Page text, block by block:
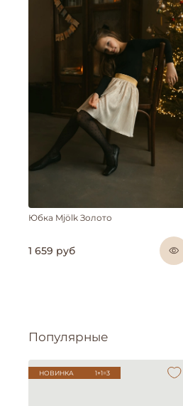
Юбка Mjölk Золото
1 659 руб
Популярные
НОВИНКА 1+1=3